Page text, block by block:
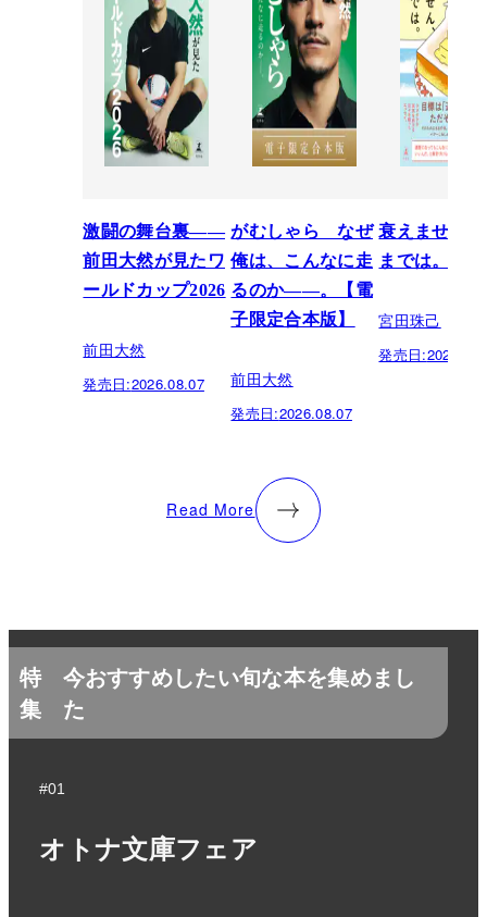
激闘の舞台裏――
前田大然が見たワ
ールドカップ2026
前田大然
発売日:2026.08.07
がむしゃら なぜ
俺は、こんなに走
るのか——。【電
子限定合本版】
前田大然
発売日:2026.08.07
衰えません
までは。
宮田珠己
発売日:
Read More
特
集
今おすすめしたい旬な本を集めまし
た
#01
オトナ文庫フェア